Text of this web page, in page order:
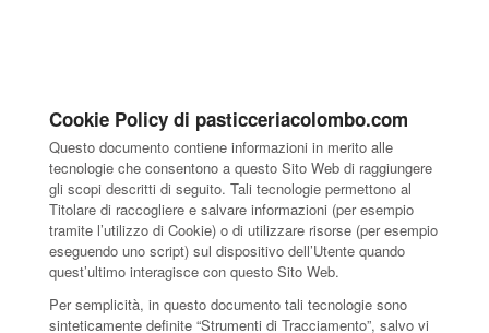
Cookie Policy di pasticceriacolombo.com
Questo documento contiene informazioni in merito alle
tecnologie che consentono a questo Sito Web di raggiungere
gli scopi descritti di seguito. Tali tecnologie permettono al
Titolare di raccogliere e salvare informazioni (per esempio
tramite l’utilizzo di Cookie) o di utilizzare risorse (per esempio
eseguendo uno script) sul dispositivo dell’Utente quando
quest’ultimo interagisce con questo Sito Web.
Per semplicità, in questo documento tali tecnologie sono
sinteticamente definite “Strumenti di Tracciamento”, salvo vi